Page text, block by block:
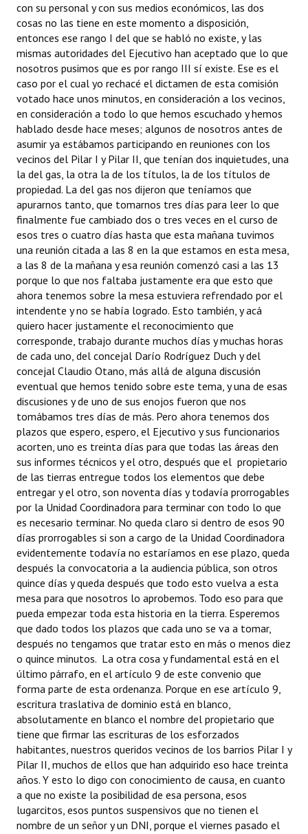
con su personal y con sus medios económicos, las dos
cosas no las tiene en este momento a disposición,
entonces ese rango I del que se habló no existe, y las
mismas autoridades del Ejecutivo han aceptado que lo que
nosotros pusimos que es por rango III sí existe. Ese es el
caso por el cual yo rechacé el dictamen de esta comisión
votado hace unos minutos, en consideración a los vecinos,
en consideración a todo lo que hemos escuchado y hemos
hablado desde hace meses; algunos de nosotros antes de
asumir ya estábamos participando en reuniones con los
vecinos del Pilar I y Pilar II, que tenían dos inquietudes, una
la del gas, la otra la de los títulos, la de los títulos de
propiedad. La del gas nos dijeron que teníamos que
apurarnos tanto, que tomarnos tres días para leer lo que
finalmente fue cambiado dos o tres veces en el curso de
esos tres o cuatro días hasta que esta mañana tuvimos
una reunión citada a las 8 en la que estamos en esta mesa,
a las 8 de la mañana y esa reunión comenzó casi a las 13
porque lo que nos faltaba justamente era que esto que
ahora tenemos sobre la mesa estuviera refrendado por el
intendente y no se había logrado. Esto también, y acá
quiero hacer justamente el reconocimiento que
corresponde, trabajo durante muchos días y muchas horas
de cada uno, del concejal Darío Rodríguez Duch y del
concejal Claudio Otano, más allá de alguna discusión
eventual que hemos tenido sobre este tema, y una de esas
discusiones y de uno de sus enojos fueron que nos
tomábamos tres días de más. Pero ahora tenemos dos
plazos que espero, espero, el Ejecutivo y sus funcionarios
acorten, uno es treinta días para que todas las áreas den
sus informes técnicos y el otro, después que el propietario
de las tierras entregue todos los elementos que debe
entregar y el otro, son noventa días y todavía prorrogables
por la Unidad Coordinadora para terminar con todo lo que
es necesario terminar. No queda claro si dentro de esos 90
días prorrogables si son a cargo de la Unidad Coordinadora
evidentemente todavía no estaríamos en ese plazo, queda
después la convocatoria a la audiencia pública, son otros
quince días y queda después que todo esto vuelva a esta
mesa para que nosotros lo aprobemos. Todo eso para que
pueda empezar toda esta historia en la tierra. Esperemos
que dado todos los plazos que cada uno se va a tomar,
después no tengamos que tratar esto en más o menos diez
o quince minutos. La otra cosa y fundamental está en el
último párrafo, en el artículo 9 de este convenio que
forma parte de esta ordenanza. Porque en ese artículo 9,
escritura traslativa de dominio está en blanco,
absolutamente en blanco el nombre del propietario que
tiene que firmar las escrituras de los esforzados
habitantes, nuestros queridos vecinos de los barrios Pilar I y
Pilar II, muchos de ellos que han adquirido eso hace treinta
años. Y esto lo digo con conocimiento de causa, en cuanto
a que no existe la posibilidad de esa persona, esos
lugarcitos, esos puntos suspensivos que no tienen el
nombre de un señor y un DNI, porque el viernes pasado el